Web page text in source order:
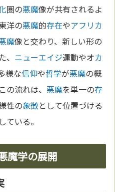
圏の悪魔像が共有されるよ
洋の悪魔的存在やアフリカ
魔像と交わり、新しい形の
ニューエイジ運動やオカ
様な信仰や哲学が悪魔の概
の流れは、悪魔を単一の存
性の象徴として位置づける
ている。
魔学の展開